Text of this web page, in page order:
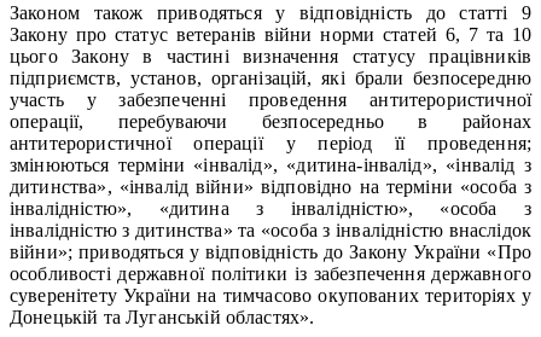
Законом також приводяться у відповідність до статті 9
Закону про статус ветеранів війни норми статей 6, 7 та 10
цього Закону в частині визначення статусу працівників
підприємств, установ, організацій, які брали безпосередню
участь у забезпеченні проведення антитерористичної
операції, перебуваючи безпосередньо в районах
антитерористичної операції у період її проведення;
змінюються терміни «інвалід», «дитина-інвалід», «інвалід з
дитинства», «інвалід війни» відповідно на терміни «особа з
інвалідністю», «дитина з інвалідністю», «особа з
інвалідністю з дитинства» та «особа з інвалідністю внаслідок
війни»; приводяться у відповідність до Закону України «Про
особливості державної політики із забезпечення державного
суверенітету України на тимчасово окупованих територіях у
Донецькій та Луганській областях».